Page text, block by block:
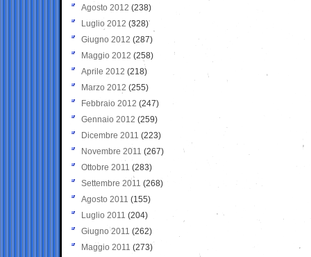
Agosto 2012 (238)
Luglio 2012 (328)
Giugno 2012 (287)
Maggio 2012 (258)
Aprile 2012 (218)
Marzo 2012 (255)
Febbraio 2012 (247)
Gennaio 2012 (259)
Dicembre 2011 (223)
Novembre 2011 (267)
Ottobre 2011 (283)
Settembre 2011 (268)
Agosto 2011 (155)
Luglio 2011 (204)
Giugno 2011 (262)
Maggio 2011 (273)